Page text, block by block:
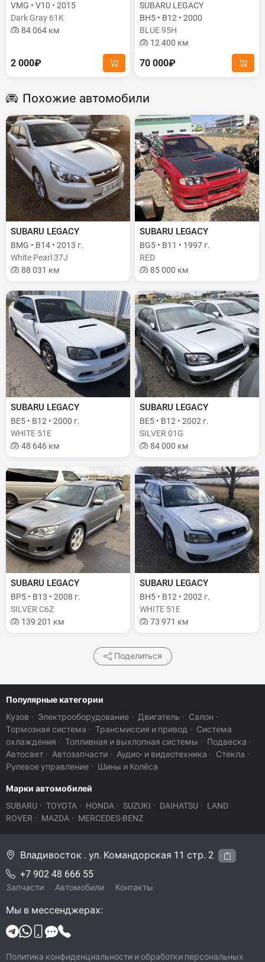
VMG • V10 • 2015
Dark Gray 61K
84 064 км
2 000₽
SUBARU LEGACY
BH5 • B12 • 2000
BLUE 95H
12 400 км
70 000₽
Похожие автомобили
SUBARU LEGACY
BMG • B14 • 2013 г.
White Pearl 37J
88 031 км
SUBARU LEGACY
BG5 • B11 • 1997 г.
RED
85 000 км
SUBARU LEGACY
BE5 • B12 • 2000 г.
WHITE 51E
48 646 км
SUBARU LEGACY
BE5 • B12 • 2002 г.
SILVER 01G
84 000 км
SUBARU LEGACY
BP5 • B13 • 2008 г.
SILVER C6Z
139 201 км
SUBARU LEGACY
BH5 • B12 • 2002 г.
WHITE 51E
73 971 км
Поделиться
Популярные категории
Кузов · Электрооборудование · Двигатель · Салон ·
Тормозная система · Трансмиссия и привод · Система
охлаждения · Топливная и выхлопная системы · Подвеска ·
Автосвет · Автозапчасти · Аудио- и видеотехника · Стекла ·
Рулевое управление · Шины и Колёса
Марки автомобилей
SUBARU · TOYOTA · HONDA · SUZUKI · DAIHATSU · LAND
ROVER · MAZDA · MERCEDES-BENZ
Владивосток . ул. Командорская 11 стр. 2
+7 902 48 666 55
Запчасти Автомобили Контакты
Мы в мессенджерах:
Политика конфиденциальности и обработки персональных